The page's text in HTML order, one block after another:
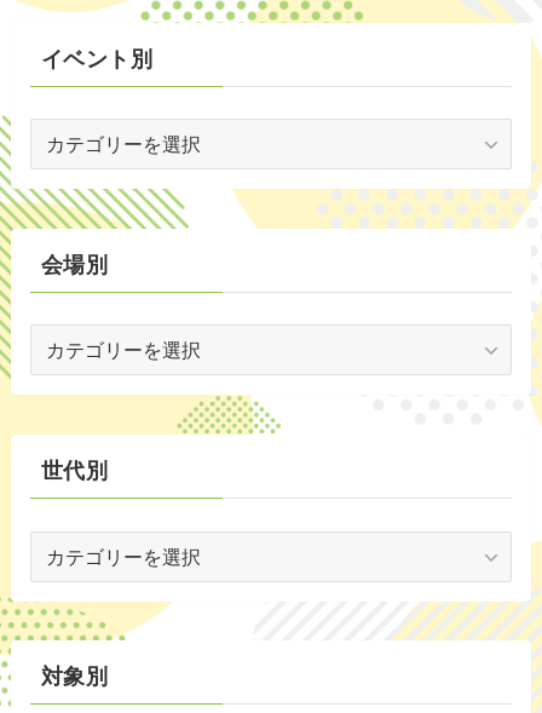
(53)
(59)
(1)
(5)
(35)
イベント別
ン
ト
別
会場別
別
世代別
別
対象別